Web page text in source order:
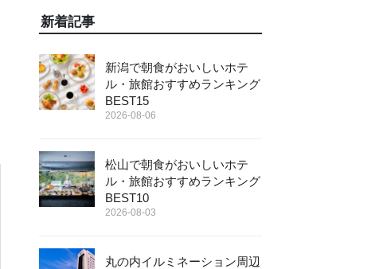
新着記事
新潟で朝食がおいしいホテ
ル・旅館おすすめランキング
BEST15
2026-08-06
松山で朝食がおいしいホテ
ル・旅館おすすめランキング
BEST10
2026-08-03
丸の内イルミネーション周辺